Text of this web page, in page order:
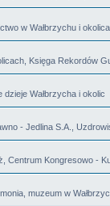
w Wałbrzychu i
Księga Rekordów
Wałbrzycha i okolic
- Jedlina S.A.,
Centrum Kongresowo -
muzeum w